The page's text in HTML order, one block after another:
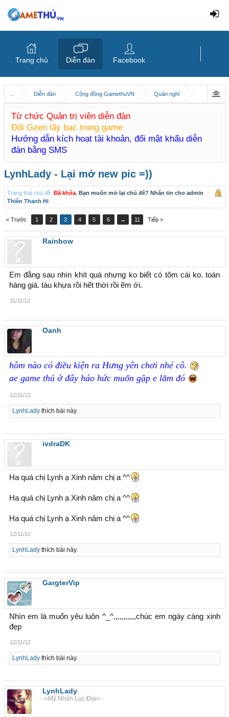
Diễn đàn Cộng đồng GamethuVN Quán nghỉ
Từ chức Quản trị viên diễn đàn
Đổi Gzen lấy bạc trong game
Hướng dẫn kích hoạt tài khoản, đổi mật khẩu diễn
đàn bằng SMS
LynhLady - Lại mở new pic =))
Trạng thái chủ đề: Đã khóa. Bạn muốn mở lại chủ đề? Nhắn tin cho admin
Thiên Thanh Hi
< Trước 1 2 3 4 5 6 → 11 Tiếp >
Rainbow
Em đằng sau nhìn khít quá nhưng ko biết có tõm cái ko. toàn
hàng già. tàu khựa rồi hết thời rồi ẽm ới.
11/11/12
Oanh
hôm nào có điều kiện ra Hưng yên chơi nhé cô.
ae game thủ ở đây háo hức muốn gặp e lắm đó
12/11/12
LynhLadythích bài này.
ivdraDK
Ha quá chị Lynh ạ Xinh nâm chị a ^^
Ha quá chị Lynh ạ Xinh nâm chị a ^^
Ha quá chị Lynh ạ Xinh nâm chị a ^^
12/11/12
LynhLadythích bài này.
GargterVip
Nhìn em là muốn yêu luôn ^_^,,,,,,,,,,,chúc em ngày càng xinh
đẹp
12/11/12
LynhLadythích bài này.
LynhLady
-=Mỹ Nhân Lục Địa=-
Trang chủ Diễn đàn Facebook